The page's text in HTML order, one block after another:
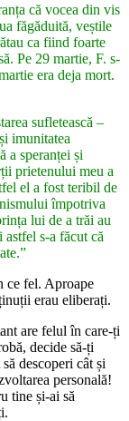
că vocea din vis
făgăduită, veștile
ca fiind foarte
Pe 29 martie, F. s-
era deja mort.
sufletească –
imunitatea
a speranței și
prietenului meu a
el a fost teribil de
împotriva
lui de a trăi au
s-a făcut că
ce fel. Aproape
erau eliberați.
are felul în care-ți
decide să-ți
descoperi cât și
personală!
tine și-ai să